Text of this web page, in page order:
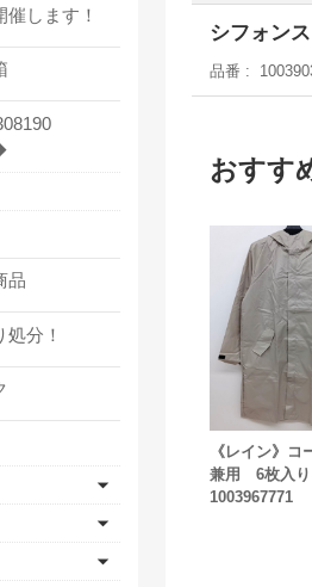
シフォン
品番
おすす
《レイン》
兼用 6枚入り
1003967771
します！
品
分！